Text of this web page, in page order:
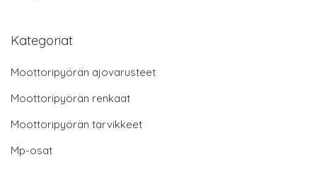
Kategoriat
Moottoripyörän ajovarusteet
Moottoripyörän renkaat
Moottoripyörän tarvikkeet
Mp-osat